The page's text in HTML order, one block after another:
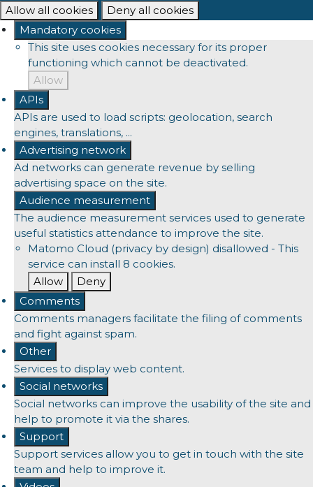
Allow all cookies
Deny all cookies
Mandatory cookies
This site uses cookies necessary for its proper
functioning which cannot be deactivated.
Allow
APIs
APIs are used to load scripts: geolocation, search
engines, translations, ...
Advertising network
Ad networks can generate revenue by selling
advertising space on the site.
Audience measurement
The audience measurement services used to generate
useful statistics attendance to improve the site.
Matomo Cloud (privacy by design) disallowed - This
service can install 8 cookies.
Allow
Deny
Comments
Comments managers facilitate the filing of comments
and fight against spam.
Other
Services to display web content.
Social networks
Social networks can improve the usability of the site and
help to promote it via the shares.
Support
Support services allow you to get in touch with the site
team and help to improve it.